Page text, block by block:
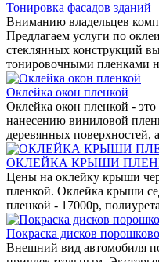
Тонировка фасадов зданий
Вниманию владельцев
Предлагаем услуги по
стеклянных конструкций
тонировочными пленками
Оклейка окон пленкой
Оклейка окон пленкой -
нанесению виниловой
деревянных поверхностей,
ОКЛЕЙКА КРЫШИ
Цены на оклейку крыши
пленкой. Оклейка крыши
пленкой - 17000р,
Покраска дисков
Внешний вид автомобиля